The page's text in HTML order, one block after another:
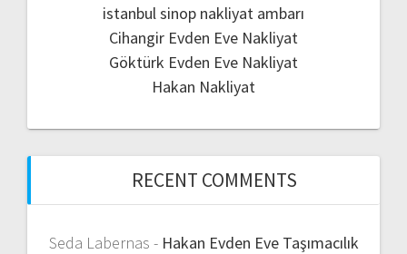
istanbul sinop nakliyat ambarı
Cihangir Evden Eve Nakliyat
Göktürk Evden Eve Nakliyat
Hakan Nakliyat
RECENT COMMENTS
Seda Labernas - Hakan Evden Eve Taşımacılık